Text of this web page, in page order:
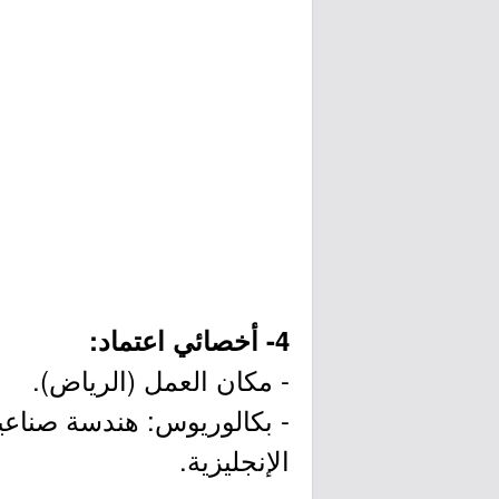
4- أخصائي اعتماد:
- مكان العمل (الرياض).
الإنجليزية.